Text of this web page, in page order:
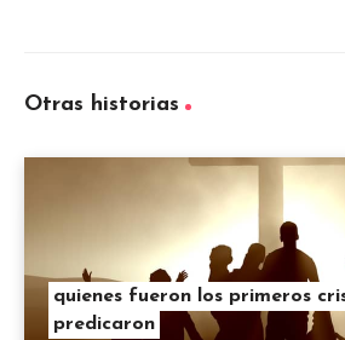
Otras historias
quienes fueron los primeros
predicaron